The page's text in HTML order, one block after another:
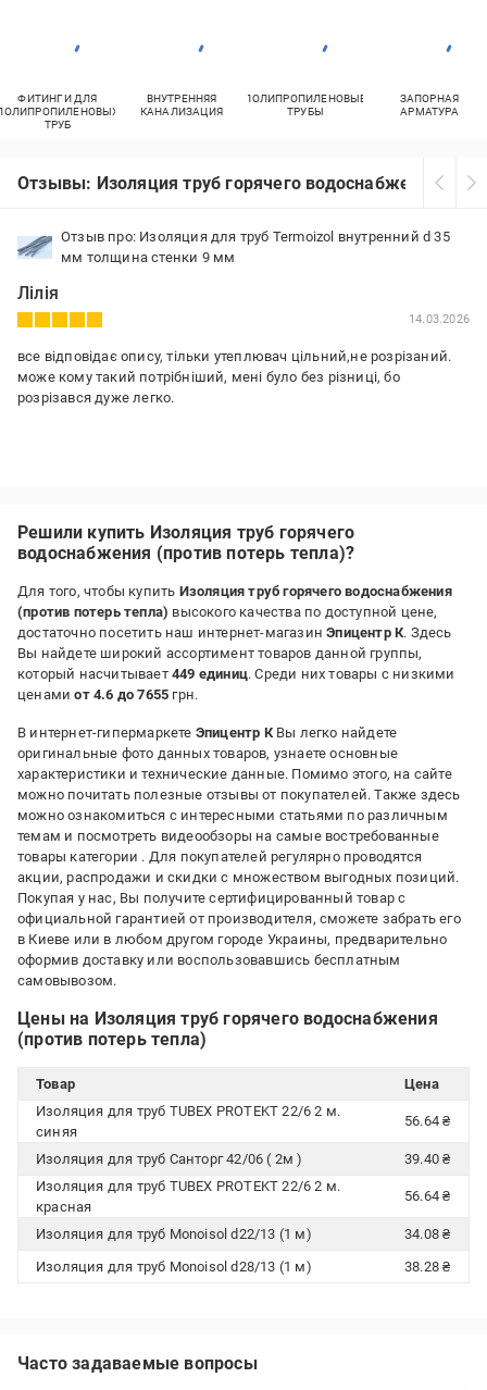
ФИТИНГИ ДЛЯ
ТРУБ
ВНУТРЕННЯЯ
КАНАЛИЗАЦИЯ
ПОЛИПРОПИЛЕНОВЫЕ
ТРУБЫ
ЗАПОРНАЯ
АРМАТУРА
Отзывы: Изоляция труб горячего водоснабжения
Отзыв про: Изоляция для труб Termoizol внутренний d 35
мм толщина стенки 9 мм
Лілія
14.03.2026
все відповідає опису, тільки утеплювач цільний,не розрізаний.
може кому такий потрібніший, мені було без різниці, бо
розрізався дуже легко.
Решили купить Изоляция труб горячего
водоснабжения (против потерь тепла)?
Для того, чтобы купить Изоляция труб горячего водоснабжения
(против потерь тепла) высокого качества по доступной цене,
достаточно посетить наш интернет-магазинЭпицентр К. Здесь
Вы найдете широкий ассортимент товаров данной группы,
который насчитывает 449 единиц. Среди них товары с низкими
ценамиот 4.6 до 7655 грн.
В интернет-гипермаркете Эпицентр КВы легко найдете
оригинальные фото данных товаров, узнаете основные
характеристики и технические данные. Помимо этого, на сайте
можно почитать полезные отзывы от покупателей. Также здесь
можно ознакомиться с интересными статьями по различным
темам и посмотреть видеообзоры на самые востребованные
товары категории . Для покупателей регулярно проводятся
акции, распродажи и скидки с множеством выгодных позиций.
Покупая у нас, Вы получите сертифицированный товар с
официальной гарантией от производителя, сможете забрать его
в Киеве или в любом другом городе Украины, предварительно
оформив доставку или воспользовавшись бесплатным
самовывозом.
Цены на Изоляция труб горячего водоснабжения
(против потерь тепла)
Товар
Цена
Изоляция для труб TUBEX PROTEKT 22/6 2 м.
синяя
56.64 ₴
Изоляция для труб Санторг 42/06 ( 2м )
39.40 ₴
Изоляция для труб TUBEX PROTEKT 22/6 2 м.
красная
56.64 ₴
Изоляция для труб Monoisol d22/13 (1 м)
34.08 ₴
Изоляция для труб Monoisol d28/13 (1 м)
38.28 ₴
Часто задаваемые вопросы